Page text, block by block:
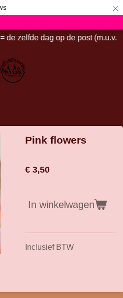
×
de zelfde dag op de post (m.u.v.
Pink flowers
€ 3,50
In winkelwagen
Inclusief BTW